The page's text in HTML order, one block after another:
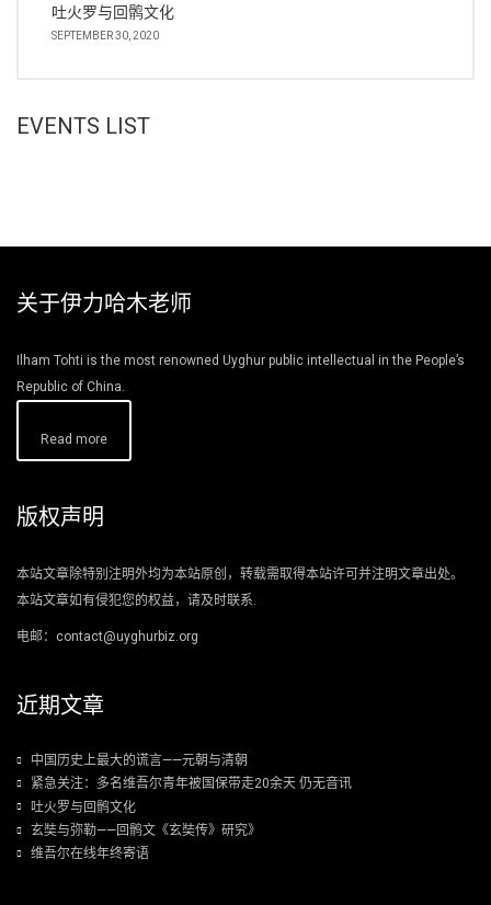
吐火罗与回鹘文化
SEPTEMBER 30, 2020
EVENTS LIST
关于伊力哈木老师
Ilham Tohti is the most renowned Uyghur public intellectual in the People’s
Republic of China.
Read more
版权声明
本站文章除特别注明外均为本站原创，转载需取得本站许可并注明文章出处。
本站文章如有侵犯您的权益，请及时联系.
电邮：contact@uyghurbiz.org
近期文章
中国历史上最大的谎言——元朝与清朝
紧急关注：多名维吾尔青年被国保带走20余天 仍无音讯
吐火罗与回鹘文化
玄奘与弥勒——回鹘文《玄奘传》研究》
维吾尔在线年终寄语